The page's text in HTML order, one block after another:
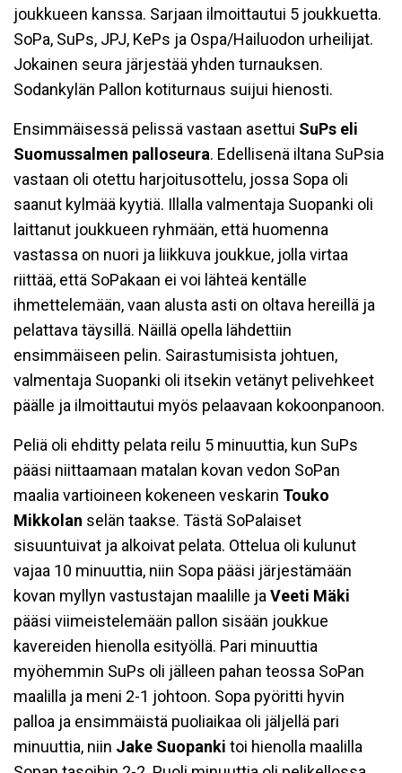
joukkueen kanssa. Sarjaan ilmoittautui 5 joukkuetta.
SoPa, SuPs, JPJ, KePs ja Ospa/Hailuodon urheilijat.
Jokainen seura järjestää yhden turnauksen.
Sodankylän Pallon kotiturnaus suijui hienosti.
Ensimmäisessä pelissä vastaan asettui SuPs eli
Suomussalmen palloseura. Edellisenä iltana SuPsia
vastaan oli otettu harjoitusottelu, jossa Sopa oli
saanut kylmää kyytiä. Illalla valmentaja Suopanki oli
laittanut joukkueen ryhmään, että huomenna
vastassa on nuori ja liikkuva joukkue, jolla virtaa
riittää, että SoPakaan ei voi lähteä kentälle
ihmettelemään, vaan alusta asti on oltava hereillä ja
pelattava täysillä. Näillä opella lähdettiin
ensimmäiseen pelin. Sairastumisista johtuen,
valmentaja Suopanki oli itsekin vetänyt pelivehkeet
päälle ja ilmoittautui myös pelaavaan kokoonpanoon.
Peliä oli ehditty pelata reilu 5 minuuttia, kun SuPs
pääsi niittaamaan matalan kovan vedon SoPan
maalia vartioineen kokeneen veskarin Touko
Mikkolan selän taakse. Tästä SoPalaiset
sisuuntuivat ja alkoivat pelata. Ottelua oli kulunut
vajaa 10 minuuttia, niin Sopa pääsi järjestämään
kovan myllyn vastustajan maalille jaVeeti Mäki
pääsi viimeistelemään pallon sisään joukkue
kavereiden hienolla esityöllä. Pari minuuttia
myöhemmin SuPs oli jälleen pahan teossa SoPan
maalilla ja meni 2-1 johtoon. Sopa pyöritti hyvin
palloa ja ensimmäistä puoliaikaa oli jäljellä pari
minuuttia, niin Jake Suopanki toi hienolla maalilla